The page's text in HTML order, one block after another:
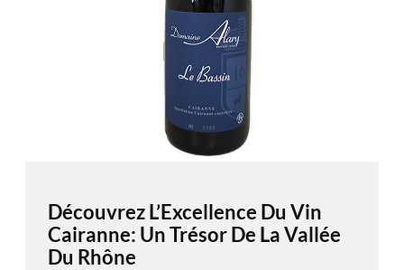
Découvrez L’Excellence Du Vin
Cairanne: Un Trésor De La Vallée
Du Rhône